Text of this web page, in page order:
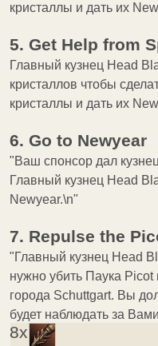
кристаллы и дать их
5. Get Help from
Главный кузнец Head
кристаллов чтобы
кристаллы и дать их
6. Go to Newyear
"Ваш спонсор дал
Главный кузнец Head
Newyear.\n"
7. Repulse the
"Главный кузнец Head
нужно убить Паука Picot
города Schuttgart. Вы
будет наблюдать за
8x